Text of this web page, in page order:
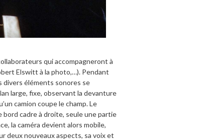
qui accompagneront à
Elswitt à la photo,…). Pendant
divers éléments sonores se
large, fixe, observant la devanture
camion coupe le champ. Le
bord cadre à droite, seule une partie
la caméra devient alors mobile,
deux nouveaux aspects, sa voix et